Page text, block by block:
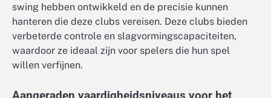
swing hebben ontwikkeld en de precisie kunnen
hanteren die deze clubs vereisen. Deze clubs bieden
verbeterde controle en slagvormingscapaciteiten,
waardoor ze ideaal zijn voor spelers die hun spel
willen verfijnen.